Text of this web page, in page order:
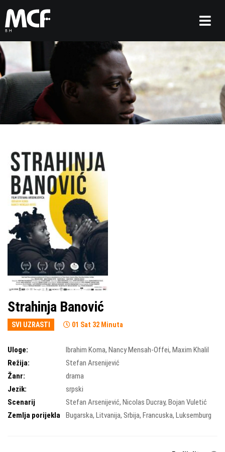
Strahinja Banović
SVI UZRASTI 01 Sat 32 Minuta
Uloge: Ibrahim Koma,Nancy Mensah-Offei,Maxim Khalil
Režija:
Stefan Arsenijević
Žanr:
drama
Jezik:
srpski
Scenarij
Stefan Arsenijević,Nicolas Ducray,Bojan Vuletić
Zemlja porijekla
Bugarska,Litvanija,Srbija,Francuska,Luksemburg